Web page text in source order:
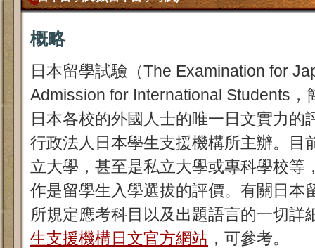
概略
日本留學試驗（The Examination for
Admission for International Students，
日本各校的外國人士的唯一日文實力的
行政法人日本學生支援機構所主辦。目
立大學，甚至是私立大學或專科學校等
作是留學生入學選拔的評價。有關日本
所規定應考科目以及出題語言的一切詳
生支援機構日文官方網站 ，可參考。